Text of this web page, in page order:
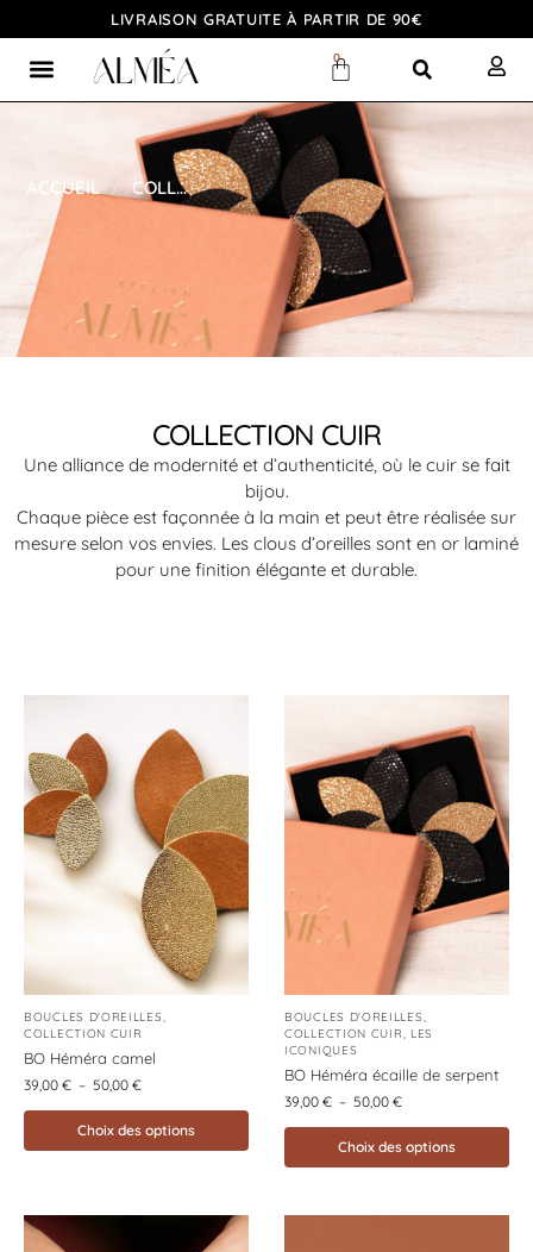
LIVRAISON GRATUITE À PARTIR DE 90€
0
ACCUEIL / COLLECTION CUIR
COLLECTION CUIR
Une alliance de modernité et d’authenticité, où le cuir se fait
bijou.
Chaque pièce est façonnée à la main et peut être réalisée sur
mesure selon vos envies. Les clous d’oreilles sont en or laminé
pour une finition élégante et durable.
BOUCLES D'OREILLES,
COLLECTION CUIR
BO Héméra camel
39,00 € – 50,00 €
Choix des options
BOUCLES D'OREILLES,
COLLECTION CUIR, LES
ICONIQUES
BO Héméra écaille de serpent
39,00 € – 50,00 €
Choix des options